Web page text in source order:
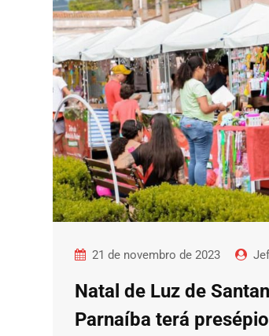
21 de novembro de 2023
Natal de Luz de
Parnaíba terá